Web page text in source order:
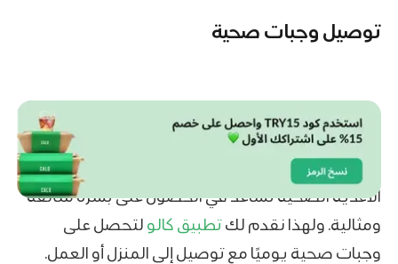
توصيل وجبات صحية
الأغذية الصحية تساعد في الحصول على بشرة متألقة
ومثالية. ولهذا نقدم لكتطبيق كالو لتحصل على
وجبات صحية يوميًا مع توصيل إلى المنزل أو العمل.